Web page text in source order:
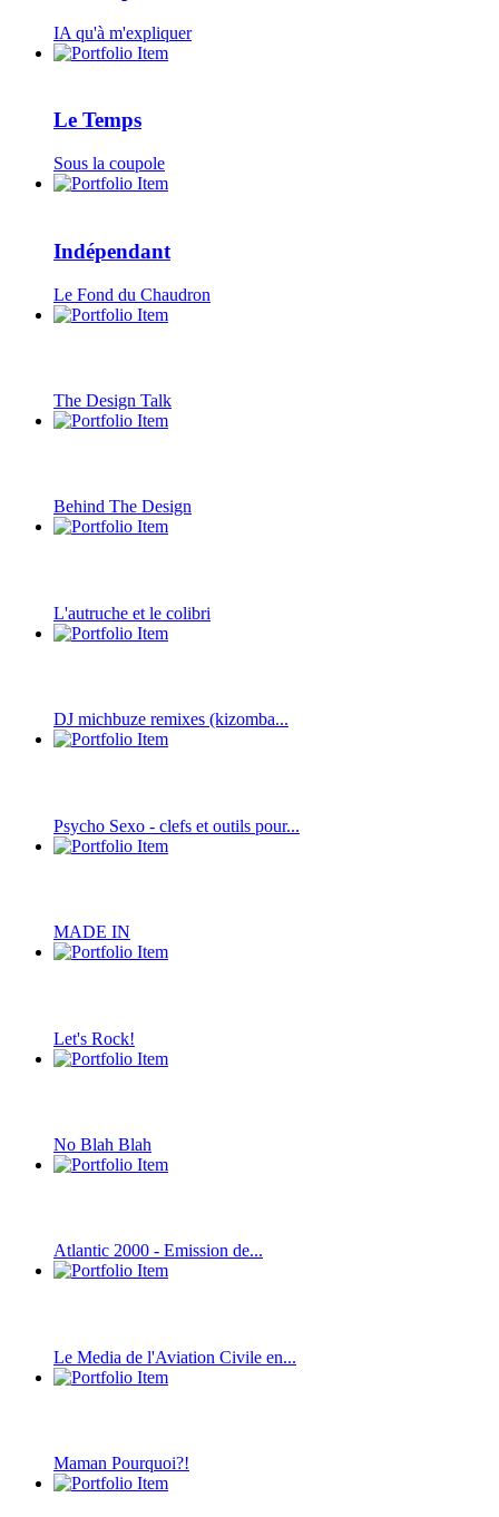
IA qu'à m'expliquer
Le Temps
Sous la coupole
Indépendant
Le Fond du Chaudron
The Design Talk
Behind The Design
L'autruche et le colibri
DJ michbuze remixes (kizomba...
Psycho Sexo - clefs et outils pour...
MADE IN
Let's Rock!
No Blah Blah
Atlantic 2000 - Emission de...
Le Media de l'Aviation Civile en...
Maman Pourquoi?!